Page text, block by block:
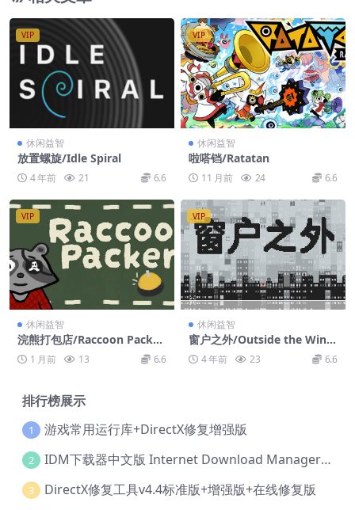
VIP
休闲益智
放置螺旋/Idle Spiral
4 年前 21 6.6
VIP
休闲益智
啦嗒铛/Ratatan
11 月前 24 6.6
VIP
休闲益智
浣熊打包店/Raccoon Packe
r: A Cozy Puzzle Game
1 月前 13 6.6
VIP
休闲益智
窗户之外/Outside the Wind
ow 4 年前 23 6.6
排行榜展示
1 游戏常用运行库+DirectX修复增强版
2 IDM下载器中文版 Internet Download Manager v6.42.36 IDM
3 DirectX修复工具v4.4标准版+增强版+在线修复版